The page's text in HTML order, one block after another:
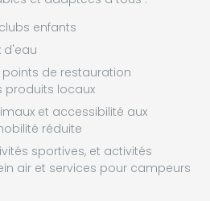
enfants
d'eau
points de restauration
produits locaux
et accessibilité aux
réduite
sportives, et activités
air et services pour campeurs